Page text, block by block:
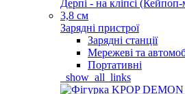
Зарядні пристрої
Зарядні станції
Мережеві та
Портативні
_show_all_links